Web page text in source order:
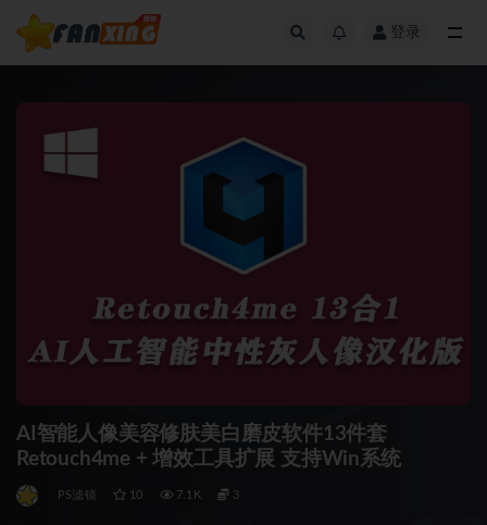
登录
AI智能人像美容修肤美白磨皮软件13件套
Retouch4me + 增效工具扩展 支持Win系统
PS滤镜 10 7.1K 3